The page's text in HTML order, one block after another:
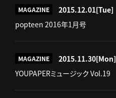
MAGAZINE 2015.12.01[Tue]
popteen 2016年1月号
MAGAZINE 2015.11.30[Mon]
YOUPAPERミュージック Vol.19